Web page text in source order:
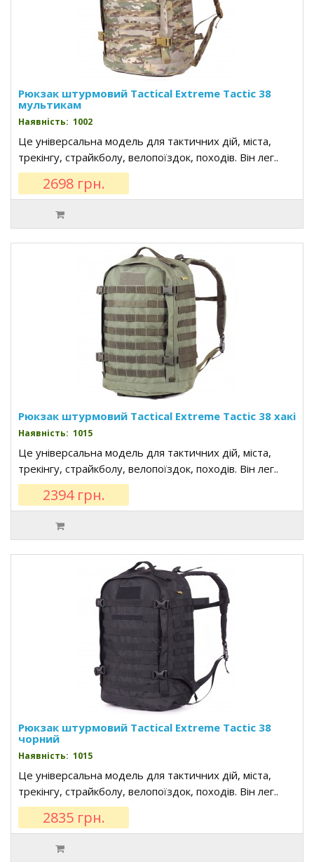
Рюкзак штурмовий Tactical Extreme Tactic 38
мультикам
Наявність: 1002
Це універсальна модель для тактичних дій, міста,
трекінгу, страйкболу, велопоїздок, походів. Він лег..
2698 грн.
Рюкзак штурмовий Tactical Extreme Tactic 38 хакі
Наявність: 1015
Це універсальна модель для тактичних дій, міста,
трекінгу, страйкболу, велопоїздок, походів. Він лег..
2394 грн.
Рюкзак штурмовий Tactical Extreme Tactic 38
чорний
Наявність: 1015
Це універсальна модель для тактичних дій, міста,
трекінгу, страйкболу, велопоїздок, походів. Він лег..
2835 грн.